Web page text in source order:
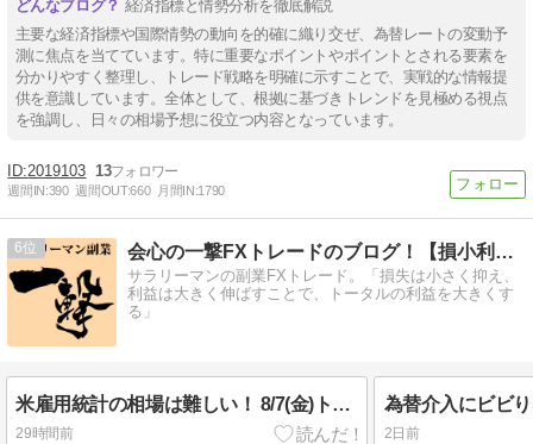
経済指標と情勢分析を徹底解説
主要な経済指標や国際情勢の動向を的確に織り交ぜ、為替レートの変動予
測に焦点を当てています。特に重要なポイントやポイントとされる要素を
分かりやすく整理し、トレード戦略を明確に示すことで、実戦的な情報提
供を意識しています。全体として、根拠に基づきトレンドを見極める視点
を強調し、日々の相場予想に役立つ内容となっています。
2019103 13
週間IN:390 週間OUT:660 月間IN:1790
6 会心の一撃FXトレードのブログ！【損小利大】
サラリーマンの副業FXトレード。「損失は小さく抑え、
利益は大きく伸ばすことで、トータルの利益を大きくす
る」
米雇用統計の相場は難しい！ 8/7(金)トレード結果
29時間前 2日前